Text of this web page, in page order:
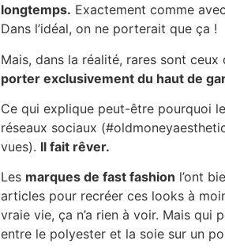
longtemps. Exactement comme
Dans l’idéal, on ne porterait que ça !
Mais, dans la réalité, rares sont
porter exclusivement du haut de
Ce qui explique peut-être pourquoi
réseaux sociaux
vues). Il fait rêver.
Les marques de fast fashion l’ont
articles pour recréer ces looks à
vraie vie, ça n’a rien à voir. Mais
entre le polyester et la soie sur un